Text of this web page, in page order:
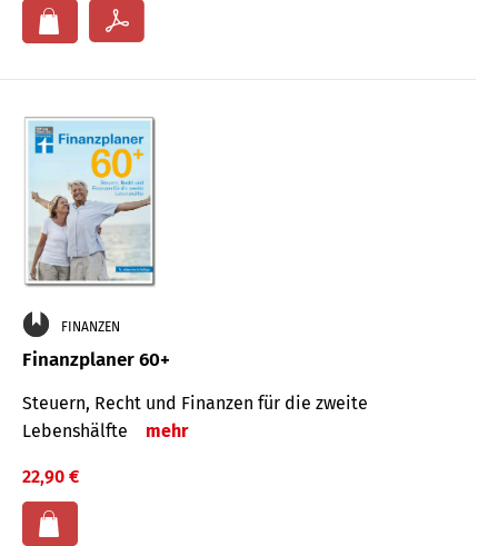
FINANZEN
Finanzplaner 60+
Steuern, Recht und Finanzen für die zweite
Lebenshälfte
mehr
22,90 €